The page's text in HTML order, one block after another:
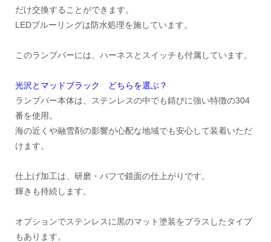
だけ交換することができます。
LEDブルーリングは防水処理を施しています。
このランプバーには、ハーネスとスイッチも付属しています。
光沢とマッドブラック どちらを選ぶ？
ランプバー本体は、ステンレスの中でも錆びに強い特徴の304
番を使用。
海の近くや融雪剤の影響が心配な地域でも安心して装着いただ
けます。
仕上げ加工は、研磨・バフで鏡面の仕上がりです。
輝きも持続します。
オプションでステンレスに黒のマット塗装をプラスしたタイプ
もあります。